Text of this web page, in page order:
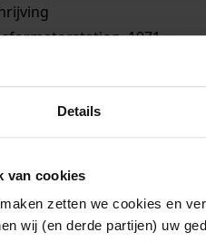
Details
van cookies
zetten we cookies en
wij (en derde partijen) uw
1971
bestemd om te
1929